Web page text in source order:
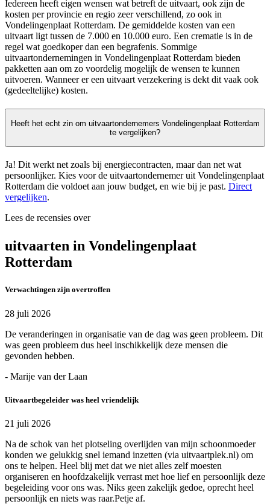
Iedereen heeft eigen wensen wat betreft de uitvaart, ook zijn de
kosten per provincie en regio zeer verschillend, zo ook in
Vondelingenplaat Rotterdam. De gemiddelde kosten van een
uitvaart ligt tussen de 7.000 en 10.000 euro. Een crematie is in de
regel wat goedkoper dan een begrafenis. Sommige
uitvaartondernemingen in Vondelingenplaat Rotterdam bieden
pakketten aan om zo voordelig mogelijk de wensen te kunnen
uitvoeren. Wanneer er een uitvaart verzekering is dekt dit vaak ook
(gedeeltelijke) kosten.
Heeft het echt zin om uitvaartondernemers Vondelingenplaat Rotterdam
te vergelijken?
Ja! Dit werkt net zoals bij energiecontracten, maar dan net wat
persoonlijker. Kies voor de uitvaartondernemer uit Vondelingenplaat
Rotterdam die voldoet aan jouw budget, en wie bij je past. Direct
vergelijken.
Lees de recensies over
uitvaarten in Vondelingenplaat
Rotterdam
Verwachtingen zijn overtroffen
28 juli 2026
De veranderingen in organisatie van de dag was geen probleem. Dit
was geen probleem dus heel inschikkelijk deze mensen die
gevonden hebben.
- Marije van der Laan
Uitvaartbegeleider was heel vriendelijk
21 juli 2026
Na de schok van het plotseling overlijden van mijn schoonmoeder
konden we gelukkig snel iemand inzetten (via uitvaartplek.nl) om
ons te helpen. Heel blij met dat we niet alles zelf moesten
organiseren en hoofdzakelijk verrast met hoe lief en persoonlijk deze
begeleiding voor ons was. Niks geen zakelijk gedoe, oprecht heel
persoonlijk en niets was raar.Petje af.